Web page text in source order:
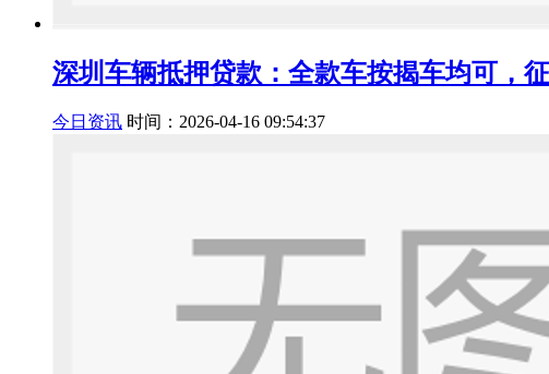
深圳车辆抵押贷款：全款车按揭车均可，
今日资讯 时间：2026-04-16 09:54:37